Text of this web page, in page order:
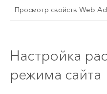
Просмотр свойств Web
Настройка
режима сайта